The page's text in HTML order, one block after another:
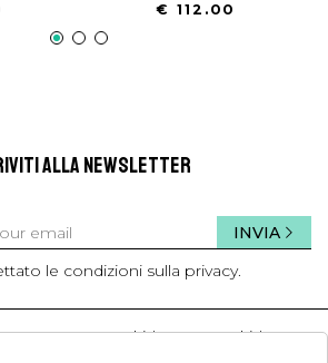
€ 112.00
ALLA NEWSLETTER
le condizioni sulla privacy.
INVIA
kids kids